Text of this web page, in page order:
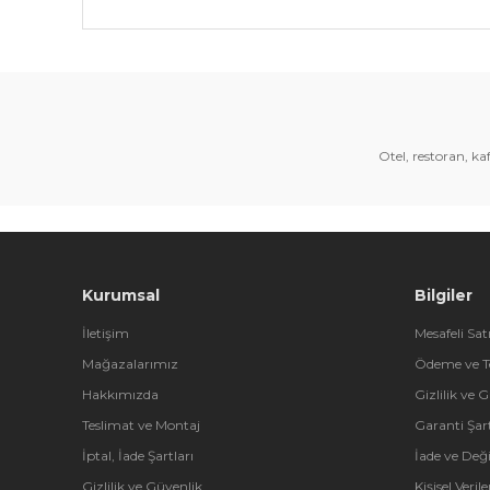
Bu ürünün fiyat bilgisi, resim, ürün
Ürün bilgilerinde hatalar bulunuyor.
Otel, restoran,
Kurumsal
İletişim
Mağazalarımız
Hakkımızda
Teslimat ve Montaj
İptal, İade Şartları
Gizlilik ve Güvenlik
Bilgiler
Mesafeli
Ödeme ve
Gizlilik ve
Garanti
İade ve
Kişisel